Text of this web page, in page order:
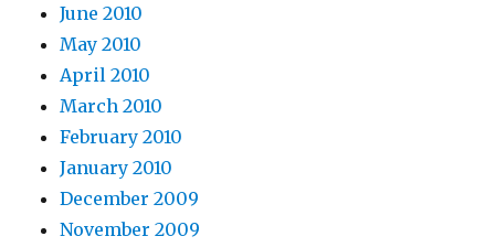
June 2010
May 2010
April 2010
March 2010
February 2010
January 2010
December 2009
November 2009